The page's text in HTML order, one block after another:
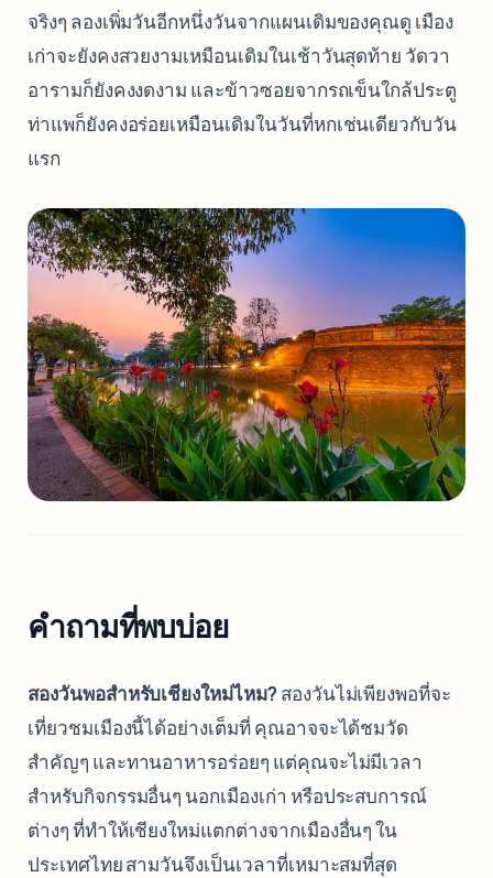
จริงๆ ลองเพิ่มวันอีกหนึ่งวันจากแผนเดิมของคุณดู เมือง
เก่าจะยังคงสวยงามเหมือนเดิมในเช้าวันสุดท้าย วัดวา
อารามก็ยังคงงดงาม และข้าวซอยจากรถเข็นใกล้ประตู
ท่าแพก็ยังคงอร่อยเหมือนเดิมในวันที่หกเช่นเดียวกับวัน
แรก
คำถามที่พบบ่อย
สองวันพอสำหรับเชียงใหม่ไหม?สองวันไม่เพียงพอที่จะ
เที่ยวชมเมืองนี้ได้อย่างเต็มที่ คุณอาจจะได้ชมวัด
สำคัญๆ และทานอาหารอร่อยๆ แต่คุณจะไม่มีเวลา
สำหรับกิจกรรมอื่นๆ นอกเมืองเก่า หรือประสบการณ์
ต่างๆ ที่ทำให้เชียงใหม่แตกต่างจากเมืองอื่นๆ ใน
ประเทศไทย สามวันจึงเป็นเวลาที่เหมาะสมที่สุด